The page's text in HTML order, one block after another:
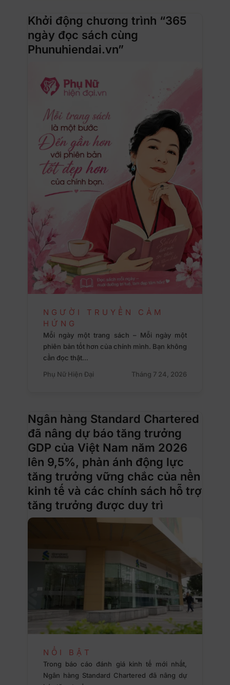
Khởi động chương trình “365
ngày đọc sách cùng
Phunuhiendai.vn”
NGƯỜI TRUYỀN CẢM
HỨNG
Mỗi ngày một trang sách – Mỗi ngày một
phiên bản tốt hơn của chính mình. Bạn không
cần đọc thật…
Phụ Nữ Hiện Đại
Tháng 7 24, 2026
Ngân hàng Standard Chartered
đã nâng dự báo tăng trưởng
GDP của Việt Nam năm 2026
lên 9,5%, phản ánh động lực
tăng trưởng vững chắc của nền
kinh tế và các chính sách hỗ trợ
tăng trưởng được duy trì
NỔI BẬT
Trong báo cáo đánh giá kinh tế mới nhất,
Ngân hàng Standard Chartered đã nâng dự